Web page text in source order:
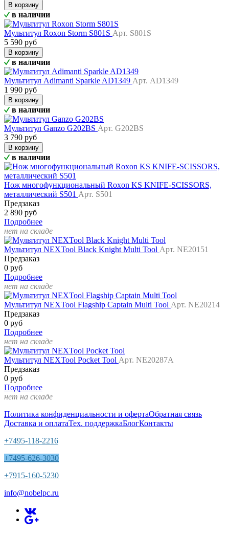
В корзину
в наличии
Мультитул Roxon Storm S801S Арт. S801S
5 590 руб
В корзину
в наличии
Мультитул Adimanti Sparkle AD1349 Арт. AD1349
1 990 руб
В корзину
в наличии
Мультитул Ganzo G202BS Арт. G202BS
3 790 руб
В корзину
в наличии
Нож многофункциональный Roxon KS KNIFE-SCISSORS,
металлический S501 Арт. S501
Предзаказ
2 890 руб
Подробнее
нет на складе
Мультитул NEXTool Black Knight Multi Tool Арт. NE20151
Предзаказ
0 руб
Подробнее
нет на складе
Мультитул NEXTool Flagship Captain Multi Tool Арт. NE20214
Предзаказ
0 руб
Подробнее
нет на складе
Мультитул NEXTool Pocket Tool Арт. NE20287A
Предзаказ
0 руб
Подробнее
нет на складе
Политика конфиденциальности и офертаОбратная связь
Доставка и оплатаТех. поддержкаБлогКонтакты
+7495-118-2216
+7495-626-3030
+7915-160-5230
info@nobelpc.ru